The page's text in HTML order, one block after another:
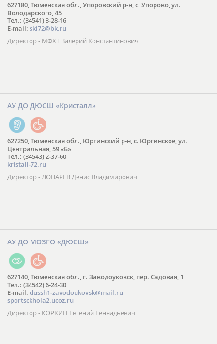
627180, Тюменская обл., Упоровский р-н, с. Упорово, ул.
Володарского, 45
Тел.: (34541) 3-28-16
E-mail: ski72@bk.ru
Директор - МФХТ Валерий Константинович
АУ ДО ДЮСШ «Кристалл»
627250, Тюменская обл., Юргинский р-н, с. Юргинское, ул.
Центральная, 59 «Б»
Тел.: (34543) 2-37-60
kristall-72.ru
Директор - ЛОПАРЕВ Денис Владимирович
АУ ДО МОЗГО «ДЮСШ»
627140, Тюменская обл., г. Заводоуковск, пер. Садовая, 1
Тел.: (34542) 6-24-30
​E-mail: dussh1-zavodoukovsk@mail.ru
sportsckhola2.ucoz.ru
Директор - КОРКИН Евгений Геннадьевич